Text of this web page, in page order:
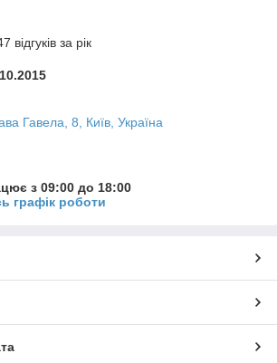
за рік
Гавела, 8, Київ, Україна
з 09:00 до 18:00
графік роботи